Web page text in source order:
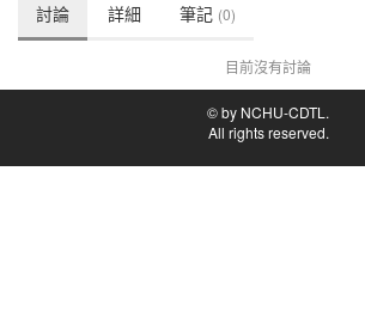
討論 詳細 筆記 (0)
目前沒有討論
© by NCHU-CDTL.
All rights reserved.